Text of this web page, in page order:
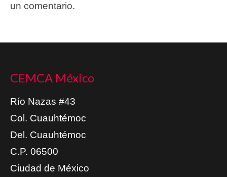
un comentario.
CEMCA México
Río Nazas #43
Col. Cuauhtémoc
Del. Cuauhtémoc
C.P. 06500
Ciudad de México